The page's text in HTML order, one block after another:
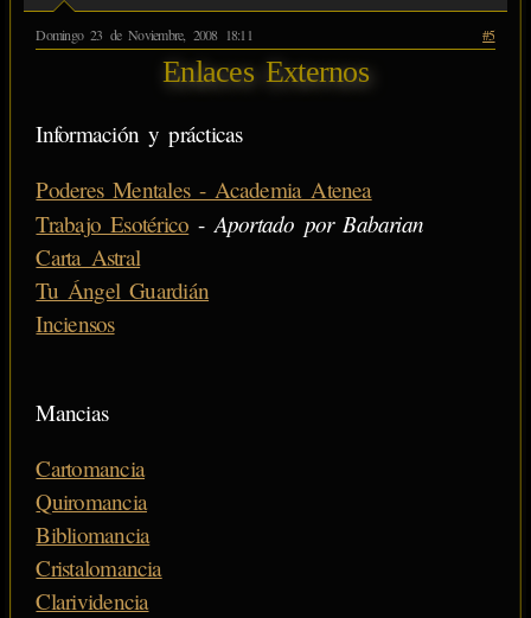
Domingo 23 de Noviembre, 2008 18:11 #5
Enlaces Externos
Información y prácticas
Poderes Mentales - Academia Atenea
Trabajo Esotérico -Aportado por Babarian
Carta Astral
Tu Ángel Guardián
Inciensos
Mancias
Cartomancia
Quiromancia
Bibliomancia
Cristalomancia
Clarividencia